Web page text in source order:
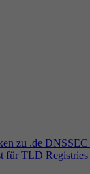
zu .de DNSSEC
für TLD Registries